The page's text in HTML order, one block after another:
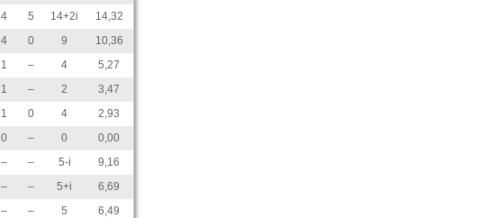
4 5 14+2i
14,32
4 0 9
10,36
1 – 4
5,27
1 – 2
3,47
1 0 4
2,93
0 – 0
0,00
– – 5-i
9,16
– – 5+i
6,69
– – 5
6,49